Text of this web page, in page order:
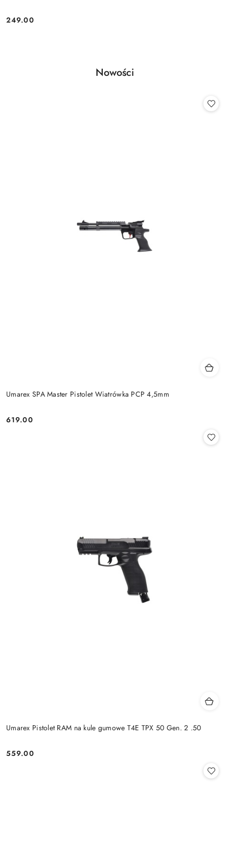
Cena:
249.00
Pomiń karuzelę produktów
Produkty
Nowości
Umarex SPA Master Pistolet Wiatrówka PCP 4,5mm
Cena:
619.00
Umarex Pistolet RAM na kule gumowe T4E TPX 50 Gen. 2 .50
Cena:
559.00